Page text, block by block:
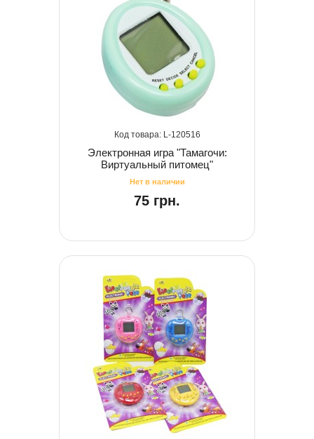
120516
Электронная игра "Тамагочи:
Виртуальный питомец"
75 грн.